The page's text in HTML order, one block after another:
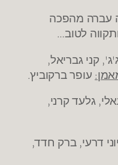
עברה מהפכה
לטוב…
קני גבריאל,
עופר ברקוביץ.
גלעד קרני,
דרעי, ברק חדד,